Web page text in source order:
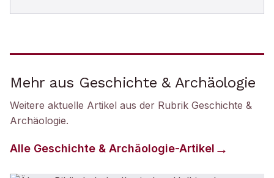
Mehr aus Geschichte & Archäologie
Weitere aktuelle Artikel aus der Rubrik Geschichte &
Archäologie.
Alle Geschichte & Archäologie-Artikel